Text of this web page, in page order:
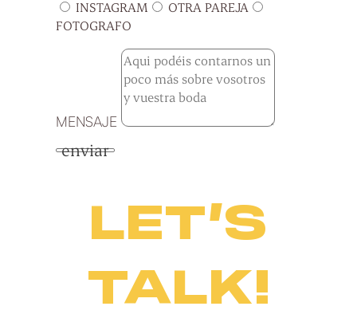
INSTAGRAM
OTRA PAREJA
FOTOGRAFO
MENSAJE
enviar
LET’S
TALK!